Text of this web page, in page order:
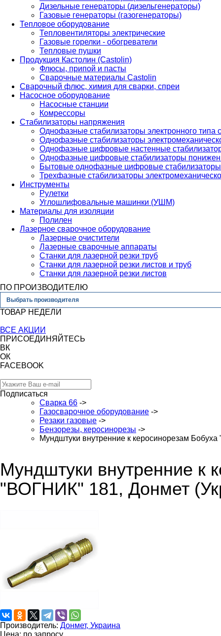
Дизельные генераторы (дизельгенераторы)
Газовые генераторы (газогенераторы)
Тепловое оборудование
Тепловентиляторы электрические
Газовые горелки - обогреватели
Тепловые пушки
Продукция Кастолин (Castolin)
Флюсы, припой и пасты
Сварочные материалы Castolin
Сварочный флюс, химия для сварки, спреи
Насосное оборудование
Насосные станции
Комрессоры
Стабилизаторы напряжения
Однофазные стабилизаторы электронного
Однофазные стабилизаторы
Однофазные цифровые настенные
Однофазные цифровые стабилизаторы
Бытовые однофазные цифровые стабилизаторы
Трехфазные стабилизаторы
Инструменты
Рулетки
Углошлифовальные машинки (УШМ)
Материалы для изоляции
Полилен
Лазерное сварочное оборудование
Лазерные очистители
Лазерные сварочные аппараты
Станки для лазерной резки труб
Станки для лазерной резки листов и труб
Станки для лазерной резки листов
ПО ПРОИЗВОДИТЕЛЮ
Выбрать производителя
ТОВАР НЕДЕЛИ
ВСЕ АКЦИИ
ПРИСОЕДИНЯЙТЕСЬ
ВК
ОК
FACEBOOK
Подписаться
Сварка 66 ->
Газосварочное оборудование ->
Резаки газовые ->
Бензорезы, керосинорезы ->
Мундштуки внутренние к керосинорезам
Мундштуки внутренние к
"ВОГНИК" 181, Донмет
Производитель: Донмет, Украина